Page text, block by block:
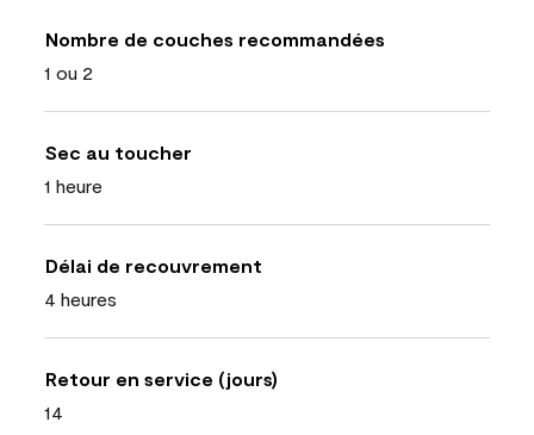
Nombre de couches recommandées
1 ou 2
Sec au toucher
1 heure
Délai de recouvrement
4 heures
Retour en service (jours)
14